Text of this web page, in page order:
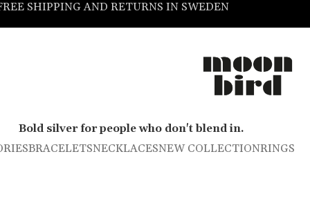
SHIPPING AND RETURNS IN SWEDEN
Bold silver for people who don't blend in.
BRACELETSNECKLACESNEW COLLECTIONRINGS